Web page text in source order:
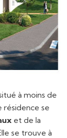
à moins de
résidence se
et de la
se trouve à